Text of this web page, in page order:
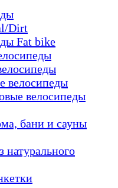
Dirt
Fat bike
велосипеды
велосипеды
бани и сауны
натурального